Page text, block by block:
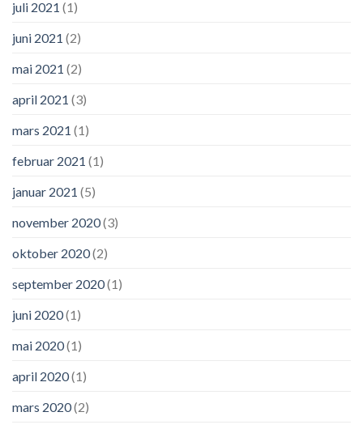
juli 2021 (1)
juni 2021 (2)
mai 2021 (2)
april 2021 (3)
mars 2021 (1)
februar 2021 (1)
januar 2021 (5)
november 2020(3)
oktober 2020(2)
september 2020(1)
juni 2020(1)
mai 2020(1)
april 2020(1)
mars 2020(2)